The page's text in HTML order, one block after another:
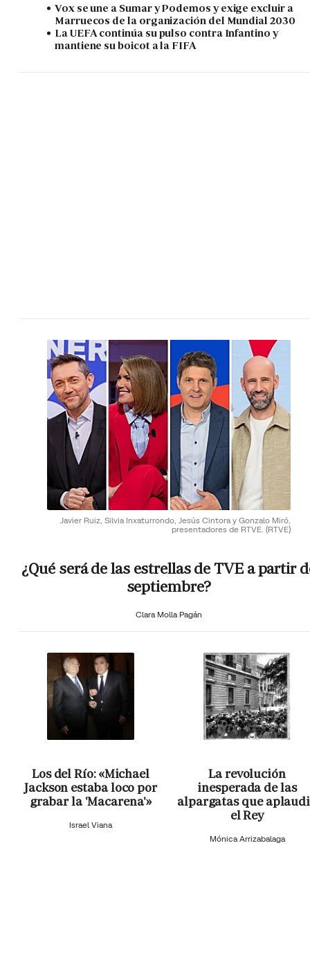
Vox se une a Sumar y Podemos y exige excluir a
Marruecos de la organización del Mundial 2030
La UEFA continúa su pulso contra Infantino y
mantiene su boicot a la FIFA
Javier Ruiz, Silvia Inxaturrondo, Jesús Cintora y Gonzalo Miró,
presentadores de RTVE. (RTVE)
¿Qué será de las estrellas de TVE a partir
septiembre?
Clara Molla Pagán
Los del Río: «Michael
Jackson estaba loco por
grabar la 'Macarena'»
Israel Viana
La revolución
inesperada de las
alpargatas que
el Rey
Mónica Arrizabalaga